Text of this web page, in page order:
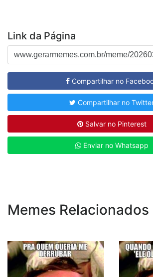
Link da Página
Compartilhar no
Compartilhar no
Salvar no Pinterest
Enviar no Whatsapp
Memes Relacionados